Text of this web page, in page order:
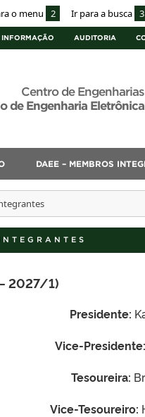
o menu 2 Ir para a busca 3
INFORMAÇÃO AUDITORIA
Centro de Engenharias
de Engenharia Eletrônica
DAEE – MEMBROS
2027/1)
Presidente:
Vice-Presidente:
Tesoureira:
Vice-Tesoureiro: